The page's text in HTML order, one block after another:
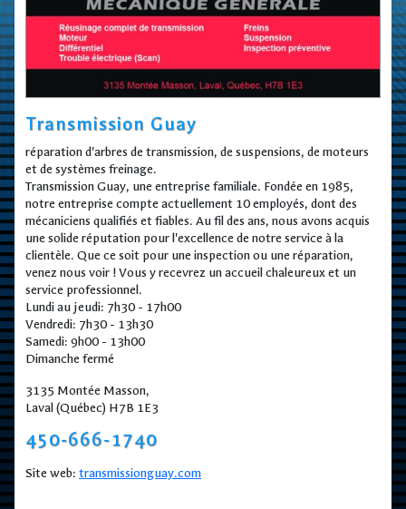
Transmission Guay
réparation d'arbres de transmission, de suspensions, de moteurs
et de systèmes freinage.
Transmission Guay, une entreprise familiale. Fondée en 1985,
notre entreprise compte actuellement 10 employés, dont des
mécaniciens qualifiés et fiables. Au fil des ans, nous avons acquis
une solide réputation pour l'excellence de notre service à la
clientèle. Que ce soit pour une inspection ou une réparation,
venez nous voir ! Vous y recevrez un accueil chaleureux et un
service professionnel.
Lundi au jeudi: 7h30 - 17h00
Vendredi: 7h30 - 13h30
Samedi: 9h00 - 13h00
Dimanche fermé
3135 Montée Masson,
Laval (Québec) H7B 1E3
450-666-1740
Site web: transmissionguay.com